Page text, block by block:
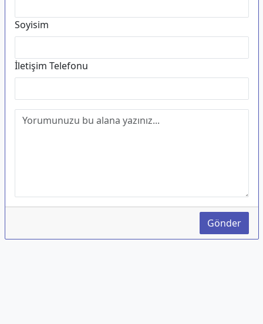
Soyisim
İletişim Telefonu
Gönder